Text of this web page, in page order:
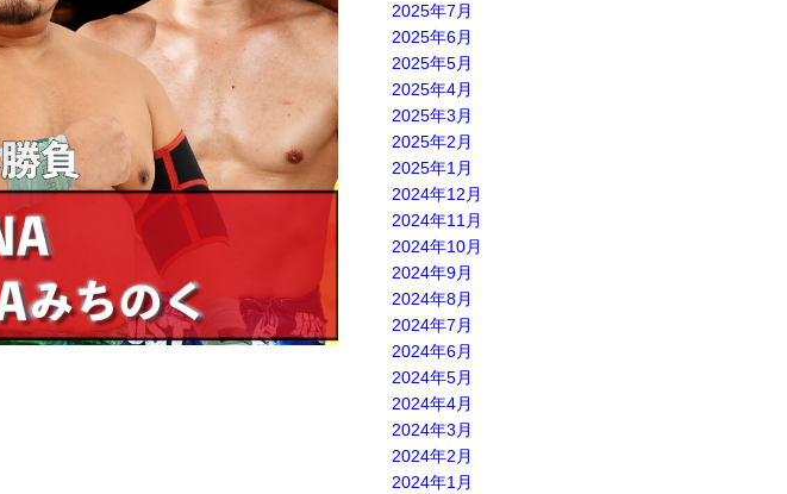
2025年7月
2025年6月
2025年5月
2025年4月
2025年3月
2025年2月
2025年1月
2024年12月
2024年11月
2024年10月
2024年9月
2024年8月
2024年7月
2024年6月
2024年5月
2024年4月
2024年3月
2024年2月
2024年1月